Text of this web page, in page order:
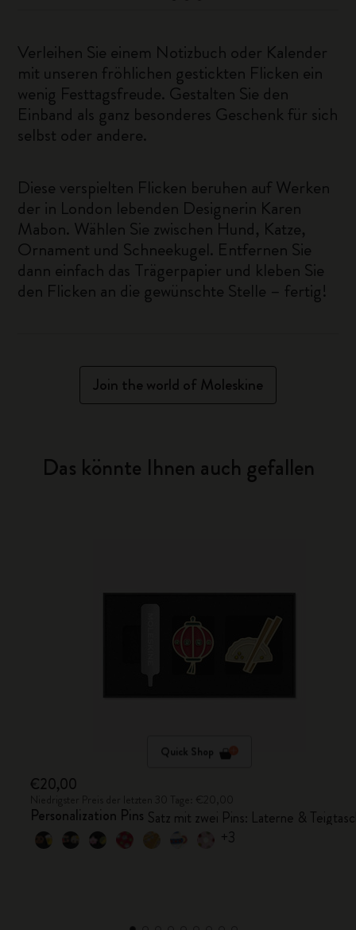
Verleihen Sie einem Notizbuch oder Kalender
mit unseren fröhlichen gestickten Flicken ein
wenig Festtagsfreude. Gestalten Sie den
Einband als ganz besonderes Geschenk für sich
selbst oder andere.
Diese verspielten Flicken beruhen auf Werken
der in London lebenden Designerin Karen
Mabon. Wählen Sie zwischen Hund, Katze,
Ornament und Schneekugel. Entfernen Sie
dann einfach das Trägerpapier und kleben Sie
den Flicken an die gewünschte Stelle – fertig!
Join the world of Moleskine
Das könnte Ihnen auch gefallen
Quick Shop
€20,00
Personalization Pins Satz mit zwei Pins: Laterne &
+3